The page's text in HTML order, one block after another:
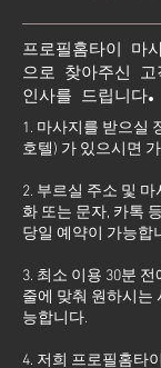
프로필홈타이 마
으로 찾아주신
인사를 드립니다.
1. 마사지를 받으실
호텔) 가 있으시면
2. 부르실 주소 및
화 또는 문자, 카톡
당일 예약이 가능합
3. 최소 이용 30분
줄에 맞춰 원하시는
능합니다.
4. 저희 프로필홈타